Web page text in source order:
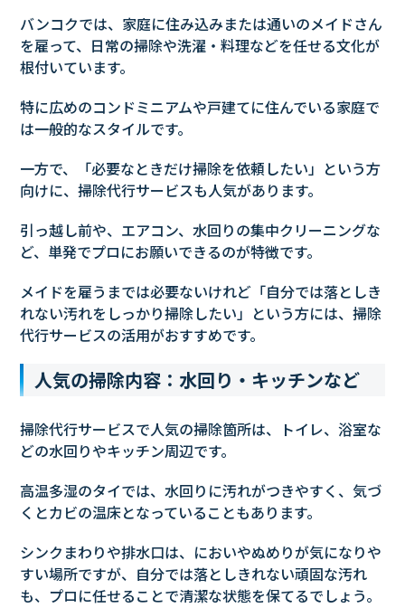
バンコクでは、家庭に住み込みまたは通いのメイドさん
を雇って、日常の掃除や洗濯・料理などを任せる文化が
根付いています。
特に広めのコンドミニアムや戸建てに住んでいる家庭で
は一般的なスタイルです。
一方で、「必要なときだけ掃除を依頼したい」という方
向けに、掃除代行サービスも人気があります。
引っ越し前や、エアコン、水回りの集中クリーニングな
ど、単発でプロにお願いできるのが特徴です。
メイドを雇うまでは必要ないけれど「自分では落としき
れない汚れをしっかり掃除したい」という方には、掃除
代行サービスの活用がおすすめです。
人気の掃除内容：水回り・キッチンなど
掃除代行サービスで人気の掃除箇所は、トイレ、浴室な
どの水回りやキッチン周辺です。
高温多湿のタイでは、水回りに汚れがつきやすく、気づ
くとカビの温床となっていることもあります。
シンクまわりや排水口は、においやぬめりが気になりや
すい場所ですが、自分では落としきれない頑固な汚れ
も、プロに任せることで清潔な状態を保てるでしょう。